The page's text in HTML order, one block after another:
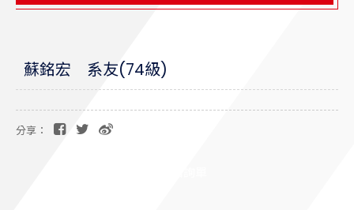
蘇銘宏 系友(74級)
分享：